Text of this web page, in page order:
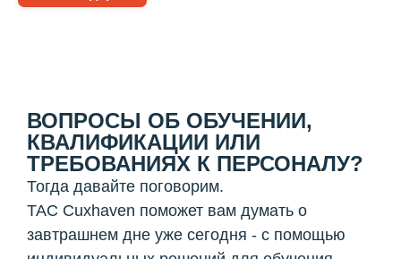
ВОПРОСЫ ОБ ОБУЧЕНИИ,
КВАЛИФИКАЦИИ ИЛИ
ТРЕБОВАНИЯХ К ПЕРСОНАЛУ?
Тогда давайте поговорим.
TAC Cuxhaven поможет вам думать о
завтрашнем дне уже сегодня - с помощью